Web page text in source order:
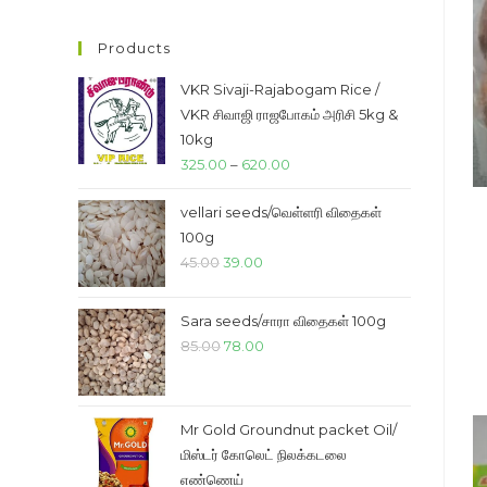
Products
VKR Sivaji-Rajabogam Rice /
VKR சிவாஜி ராஜபோகம் அரிசி 5kg &
10kg
325.00 – 620.00
₹325.00
vellari seeds/வெள்ளரி விதைகள்
100g
45.00Original
was:
₹45.00.
39.00
is:
₹39.00.
Sara seeds/சாரா விதைகள் 100g
85.00Original
₹85.00.
78.00
₹78.00.
Mr Gold Groundnut packet Oil/
மிஸ்டர் கோலெட் நிலக்கடலை
எண்ணெய்